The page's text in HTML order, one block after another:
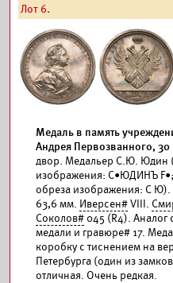
Лот 6.
Медаль в память
Андрея Первозванного, 30
двор. Медальер С.Ю. Юдин
изображения: С•ЮДИНЪ
обреза изображения: С Ю).
63,6 мм. Иверсен#VIII.
Соколов# 045 (R4). Аналог
медали и гравюре# 17.
коробку с тиснением на
Петербурга (один из
отличная. Очень редкая.